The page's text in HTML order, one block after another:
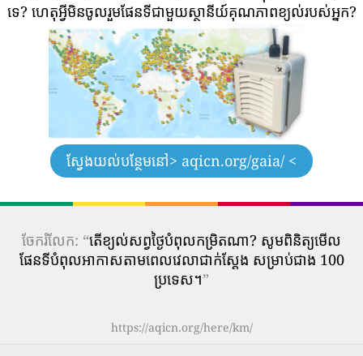
ទេ? ហេតុអ្វីមិនចូលរួមផែនទីជាមួយស្ថានីយ៍គុណភាពខ្យល់របស់អ្នក?
ស្វែងយល់បន្ថែមនៅ> aqicn.org/gaia/ <
ចែករំលែក: “តើ​ខ្យល់​សព្វថ្ងៃ​បំពុល​កម្រិត​ណា? សូមពិនិត្យមើល
ផែនទីបំពុលអាកាសតាមពេលវេលាជាក់ស្តែង សម្រាប់ជាង 100
ប្រទេស។”
https://aqicn.org/here/km/